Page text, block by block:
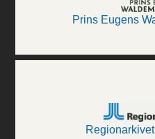
Prins Eugens